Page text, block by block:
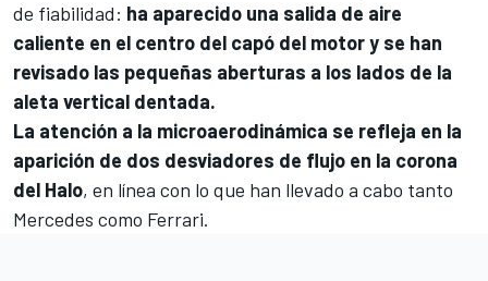
de fiabilidad: ha aparecido una salida de aire
caliente en el centro del capó del motor y se han
revisado las pequeñas aberturas a los lados de la
aleta vertical dentada.
La atención a la microaerodinámica se refleja en la
aparición de dos desviadores de flujo en la corona
del Halo, en línea con lo que han llevado a cabo tanto
Mercedes como Ferrari.